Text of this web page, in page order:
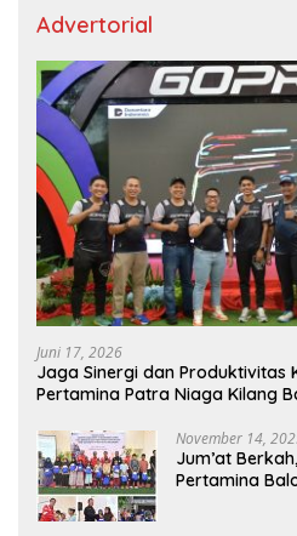
Advertorial
Juni 17, 2026
Jaga Sinergi dan Produktivitas
Pertamina Patra Niaga Kilang
November 14,
Jum’at
Pertamina